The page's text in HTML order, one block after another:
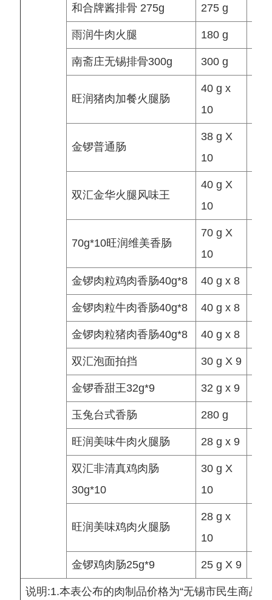
和合牌酱排骨 275g 275 g
雨润牛肉火腿 180 g
南斋庄无锡排骨300g 300 g
旺润猪肉加餐火腿肠
40 g x
10
金锣普通肠
38 g X
10
双汇金华火腿风味王
40 g X
10
70g*10旺润维美香肠
70 g X
10
金锣肉粒鸡肉香肠40g*8 40 g x 8
金锣肉粒牛肉香肠40g*8 40 g x 8
金锣肉粒猪肉香肠40g*8 40 g x 8
双汇泡面拍挡 30 g X 9
金锣香甜王32g*9 32 g x 9
玉兔台式香肠 280 g
旺润美味牛肉火腿肠 28 g x 9
双汇非清真鸡肉肠
30g*10
30 g X
10
旺润美味鸡肉火腿肠
28 g x
10
金锣鸡肉肠25g*9 25 g X 9
说明:1.本表公布的肉制品价格为“无锡市民生商品